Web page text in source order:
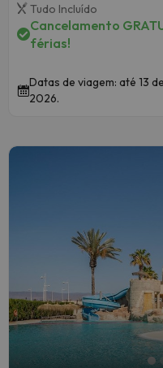
Tudo Incluído
Cancelamento
férias!
Datas de viagem: até 13
2026.